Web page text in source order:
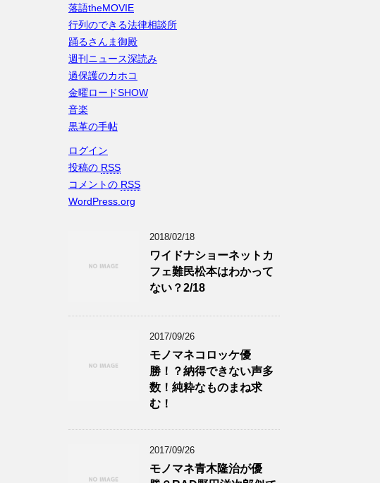
落語theMOVIE
行列のできる法律相談所
踊るさんま御殿
週刊ニュース深読み
過保護のカホコ
金曜ロードSHOW
音楽
黒革の手帖
ログイン
投稿の RSS
コメントの RSS
WordPress.org
2018/02/18
ワイドナショーネットカ
フェ難民松本はわかって
ない？2/18
2017/09/26
モノマネコロッケ優
勝！？納得できない声多
数！純粋なものまね求
む！
2017/09/26
モノマネ青木隆治が優